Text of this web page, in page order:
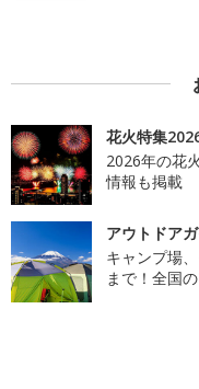
花火特集
2026年の花
情報も掲載
アウトドア
キャンプ場
まで！全国